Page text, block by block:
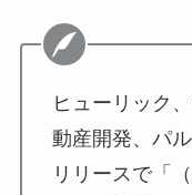
ヒューリック
動産開発、パ
リリースで「